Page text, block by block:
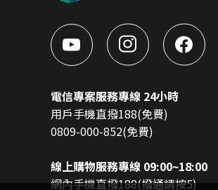
電信專案服務專線 24小時
用戶手機直撥188(免費)
0809-000-852(免費)
線上購物服務專線 09:00~18:00
網內手機直撥188(撥通請按5)